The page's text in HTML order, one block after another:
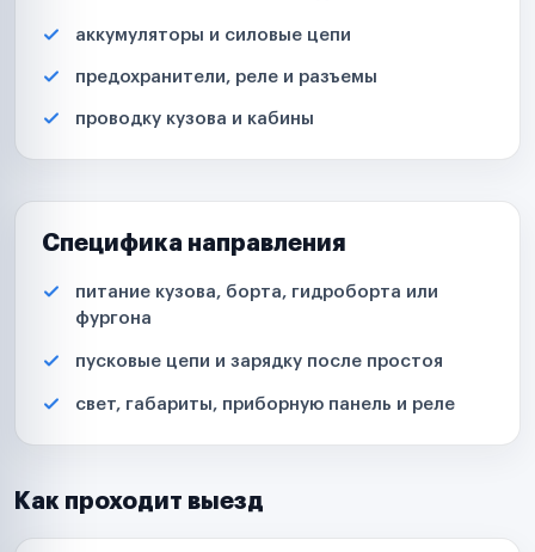
аккумуляторы и силовые цепи
предохранители, реле и разъемы
проводку кузова и кабины
Специфика направления
питание кузова, борта, гидроборта или
фургона
пусковые цепи и зарядку после простоя
свет, габариты, приборную панель и реле
Как проходит выезд